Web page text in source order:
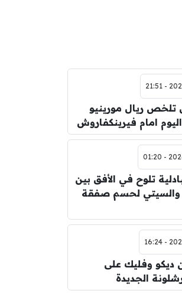
تلخص ريال مورينيو
امام فيرينكفاروش
تلوح في الأفق بين
والسيتي لحسم صفقة
ديكو وفليك على
الجديدة